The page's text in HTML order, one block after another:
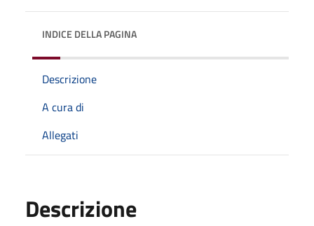
INDICE DELLA PAGINA
Descrizione
A cura di
Allegati
Descrizione